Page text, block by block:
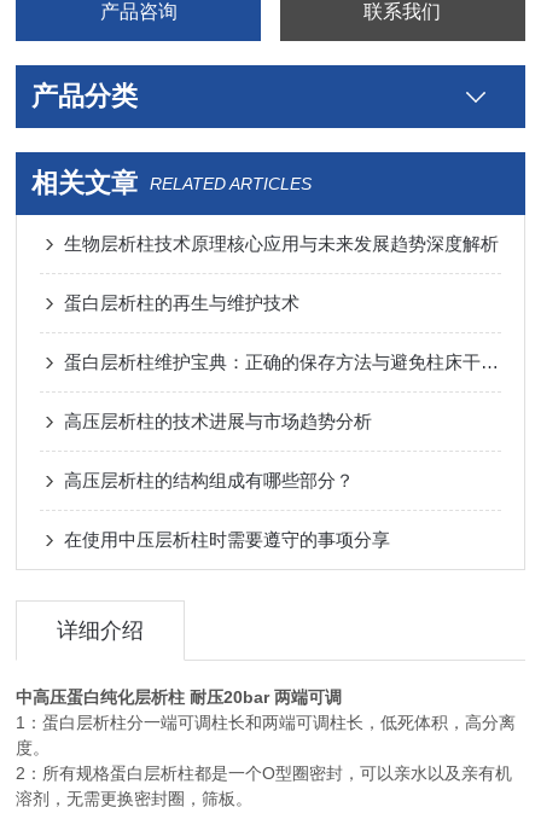
产品咨询 联系我们
产品分类
相关文章 RELATED ARTICLES
生物层析柱技术原理核心应用与未来发展趋势深度解析
蛋白层析柱的再生与维护技术
蛋白层析柱维护宝典：正确的保存方法与避免柱床干涸的关键要点
高压层析柱的技术进展与市场趋势分析
高压层析柱的结构组成有哪些部分？
在使用中压层析柱时需要遵守的事项分享
详细介绍
中高压蛋白纯化层析柱 耐压20bar 两端可调
1：蛋白层析柱分一端可调柱长和两端可调柱长，低死体积，高分离
度。
2：所有规格蛋白层析柱都是一个O型圈密封，可以亲水以及亲有机
溶剂，无需更换密封圈，筛板。